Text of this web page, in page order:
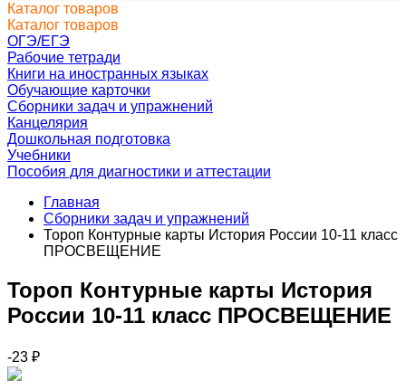
Каталог товаров
Каталог товаров
ОГЭ/ЕГЭ
Рабочие тетради
Книги на иностранных языках
Обучающие карточки
Сборники задач и упражнений
Канцелярия
Дошкольная подготовка
Учебники
Пособия для диагностики и аттестации
Главная
Сборники задач и упражнений
Тороп Контурные карты История России 10-11 класс
ПРОСВЕЩЕНИЕ
Тороп Контурные карты История
России 10-11 класс ПРОСВЕЩЕНИЕ
-23 ₽